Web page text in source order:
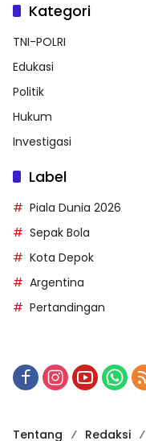
Kategori
TNI-POLRI
Edukasi
Politik
Hukum
Investigasi
Label
Piala Dunia 2026
Sepak Bola
Kota Depok
Argentina
Pertandingan
Tentang Redaksi